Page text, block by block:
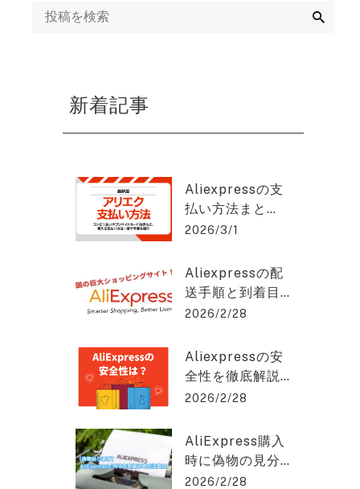
グ広告運用・WEB
対策・SEOコン
GPT稼ぎの達人
新着記事
Aliexpressの支
払い方法まと
め：安全に使う
は？アリエクス
プレスを2%OFF
で購入できる方
2026/3/1
Aliexpressの配
送手順と到着目
安をわかりやす
クスプレスを2%
OFFで購入でき
2026/2/28
Aliexpressの安
全性を徹底解説
｜信頼できる購
は？アリエクス
プレスを2%OFF
2026/2/28
AliExpress購入
時に偽物の見分
け方と安く買う
2026/2/28